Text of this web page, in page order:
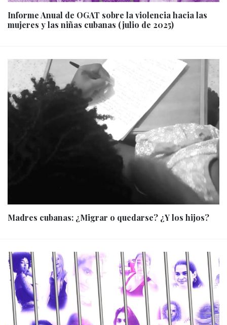
Informe Anual de OGAT sobre la violencia hacia las
mujeres y las niñas cubanas (julio de 2025)
Madres cubanas: ¿Migrar o quedarse? ¿Y los hijos?